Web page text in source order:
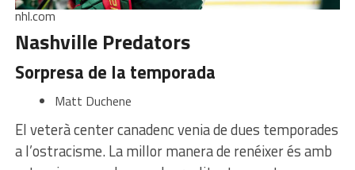
nhl.com
Nashville Predators
Sorpresa de la temporada
Matt Duchene
El veterà center canadenc venia de dues temporades
a l’ostracisme. La millor manera de renéixer és amb